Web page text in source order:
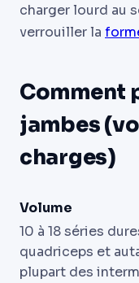
charger lourd au
verrouiller la
Comment
jambes
charges)
Volume
10 à 18 séries
quadriceps et
plupart des